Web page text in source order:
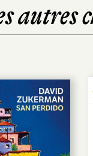
autres